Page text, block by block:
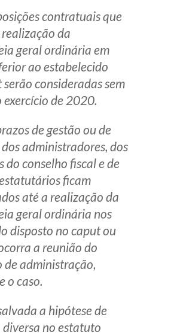
contratuais que
da
geral ordinária em
ao estabelecido
consideradas sem
exercício de 2020.
de gestão ou de
administradores, dos
do conselho fiscal e de
ficam
até a realização da
geral ordinária nos
disposto no caput ou
a reunião do
de administração,
o caso.
a hipótese de
diversa no estatuto